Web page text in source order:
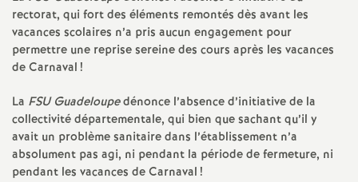
n
s
e
i
rectorat, qui fort des éléments remontés dès avant les
vacances scolaires n’a pris aucun engagement pour
permettre une reprise sereine des cours après les vacances
de Carnaval !
La FSU Guadeloupedénonce l’absence d’initiative de la
collectivité départementale, qui bien que sachant qu’il y
avait un problème sanitaire dans l’établissement n’a
absolument pas agi, ni pendant la période de fermeture, ni
pendant les vacances de Carnaval !